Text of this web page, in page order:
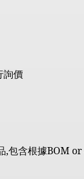
詢價
,包含根據BOM or